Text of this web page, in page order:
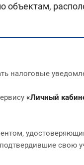
объектам,
налоговые
«Личный
свою